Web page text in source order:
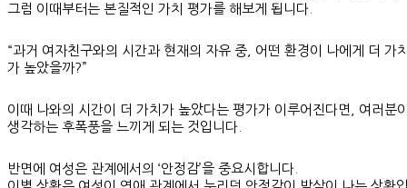
그럼 이때부터는 본질적인 가치 평가를 해보게 됩니다.
“과거 여자친구와의 시간과 현재의 자유 중, 어떤 환경이 나에게 더 가
가 높았을까?”
이때 나와의 시간이 더 가치가 높았다는 평가가 이루어진다면, 여러분
생각하는 후폭풍을 느끼게 되는 것입니다.
반면에 여성은 관계에서의 ‘안정감’을 중요시합니다.